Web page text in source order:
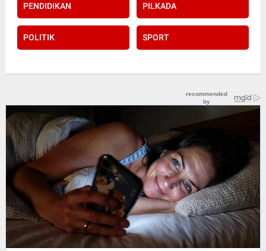
PENDIDIKAN PILKADA
POLITIK SPORT